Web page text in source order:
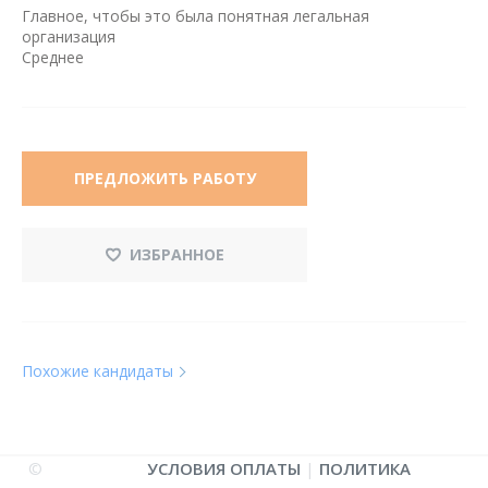
Главное, чтобы это была понятная легальная
организация
Среднее
ПРЕДЛОЖИТЬ РАБОТУ
ИЗБРАННОЕ
Похожие кандидаты
©
УСЛОВИЯ ОПЛАТЫ | ПОЛИТИКА